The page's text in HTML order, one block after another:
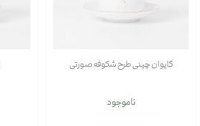
گایوان چینی طرح شکوفه صورتی
ناموجود